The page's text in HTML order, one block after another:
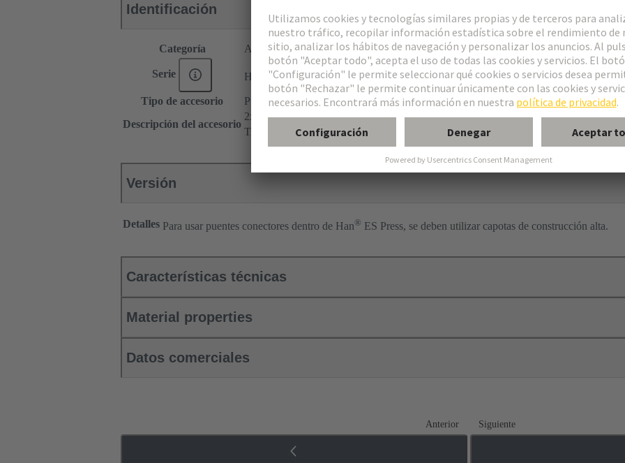
Identificación
Categoría Accesorios
Serie Han ®ES Press
Tipo de accesorio
Puente conector enchufable
Descripción del accesorio
2x 1
Transversal
Versión
Detalles Para usar puentes conectores dentro de Han® ES Press, se deben utilizar capotas de construcción alta.
Características técnicas
Material properties
Datos comerciales
Anterior Siguiente